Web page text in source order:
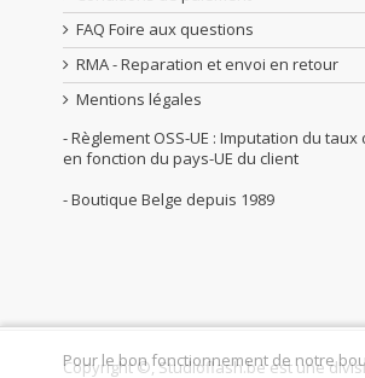
FAQ Foire aux questions
RMA - Reparation et envoi en retour
Mentions légales
- Règlement OSS-UE : Imputation du taux
en fonction du pays-UE du client
- Boutique Belge depuis 1989
Copyright ©, Studioflash.be est une
Pour le bon fonctionnement de notre